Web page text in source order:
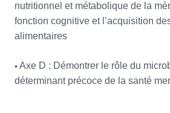
nutritionnel et métabolique de la
fonction cognitive et l’acquisition
alimentaires
• Axe D : Démontrer le rôle du
déterminant précoce de la santé